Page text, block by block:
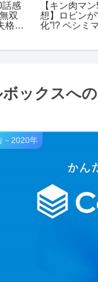
話感
双
格
【キン肉マ
想】ロビンが
化”!? ペシミ
ックスへ
－2020年